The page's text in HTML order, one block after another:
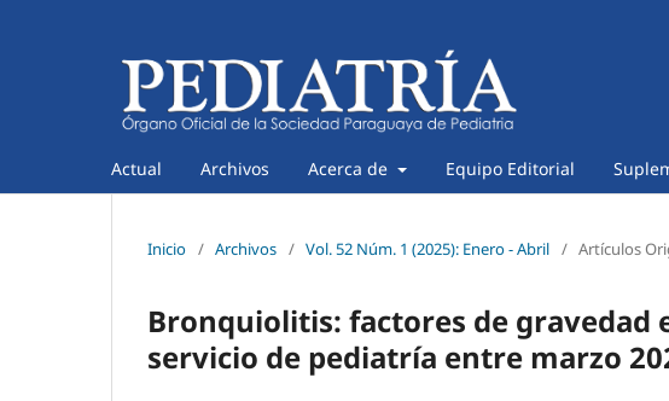
Actual Archivos Acerca de Equipo Editorial
Inicio / Archivos / Vol. 52 Núm. 1 (2025): Enero - Abril / Artículos
Bronquiolitis: factores de gravedad
servicio de pediatría entre marzo